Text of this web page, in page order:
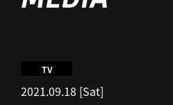
2021.09.18 [Sat]
TV